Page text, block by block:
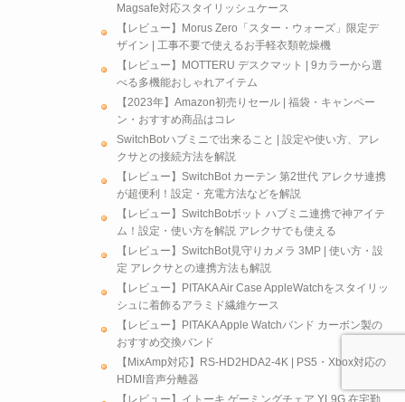
Magsafe対応スタイリッシュケース
【レビュー】Morus Zero「スター・ウォーズ」限定デ
ザイン | 工事不要で使えるお手軽衣類乾燥機
【レビュー】MOTTERU デスクマット | 9カラーから選
べる多機能おしゃれアイテム
【2023年】Amazon初売りセール | 福袋・キャンペー
ン・おすすめ商品はコレ
SwitchBotハブミニで出来ること | 設定や使い方、アレ
クサとの接続方法を解説
【レビュー】SwitchBot カーテン 第2世代 アレクサ連携
が超便利！設定・充電方法などを解説
【レビュー】SwitchBotボット ハブミニ連携で神アイテ
ム！設定・使い方を解説 アレクサでも使える
【レビュー】SwitchBot見守りカメラ 3MP | 使い方・設
定 アレクサとの連携方法も解説
【レビュー】PITAKA Air Case AppleWatchをスタイリッ
シュに着飾るアラミド繊維ケース
【レビュー】PITAKA Apple Watchバンド カーボン製の
おすすめ交換バンド
【MixAmp対応】RS-HD2HDA2-4K | PS5・Xbox対応の
HDMI音声分離器
【レビュー】イトーキ ゲーミングチェア YL9G 在宅勤